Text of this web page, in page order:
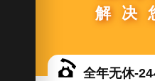
解决
全年无休-